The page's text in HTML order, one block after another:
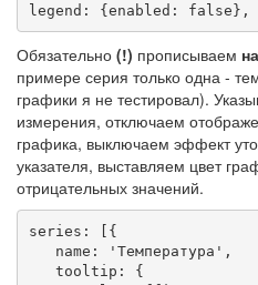
legend: {enabled: false},
Обязательно (!) прописываем
примере серия только одна -
графики я не тестировал).
измерения, отключаем
графика, выключаем эффект
указателя, выставляем цвет
отрицательных значений.
series: [{